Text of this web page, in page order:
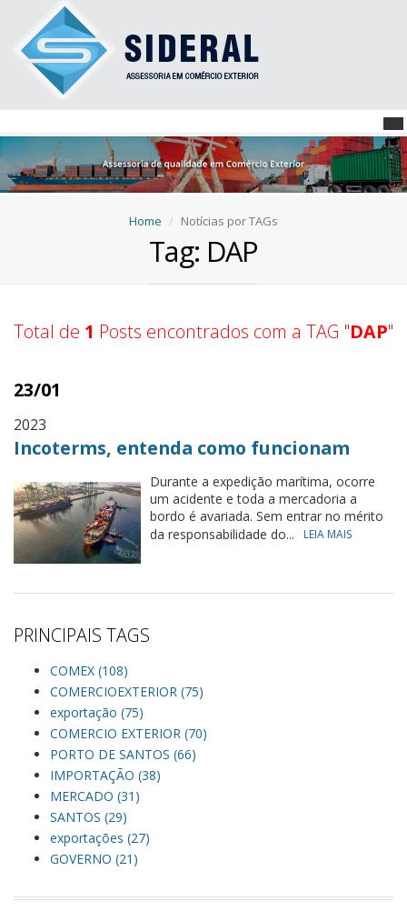
Home Notícias por TAGs
Tag: DAP
Total de 1 Posts encontrados com a TAG "DAP"
23/01
2023
Incoterms, entenda como funcionam
Durante a expedição marítima, ocorre
um acidente e toda a mercadoria a
bordo é avariada. Sem entrar no mérito
da responsabilidade do...
LEIA MAIS
PRINCIPAIS TAGS
COMEX (108)
COMERCIOEXTERIOR (75)
exportação (75)
COMERCIO EXTERIOR (70)
PORTO DE SANTOS (66)
IMPORTAÇÃO (38)
MERCADO (31)
SANTOS (29)
exportações (27)
GOVERNO (21)